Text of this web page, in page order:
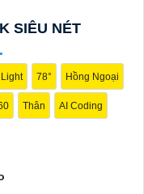
lượng cao, rõ nét và
xảy ra mà không có sự
Camera Kbvision và
ngay hôm nay!"
trên để phù hợp với
SIÊU NÉT
78° Hồng Ngoại
Thân AI Coding